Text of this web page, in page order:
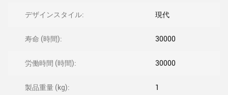
デザインスタイル: 現代
寿命 (時間): 30000
労働時間 (時間): 30000
製品重量 (kg): 1